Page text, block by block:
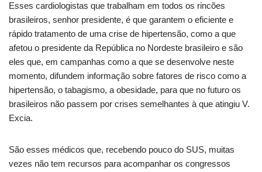
Esses cardiologistas que trabalham em todos os rincões
brasileiros, senhor presidente, é que garantem o eficiente e
rápido tratamento de uma crise de hipertensão, como a que
afetou o presidente da República no Nordeste brasileiro e são
eles que, em campanhas como a que se desenvolve neste
momento, difundem informação sobre fatores de risco como a
hipertensão, o tabagismo, a obesidade, para que no futuro os
brasileiros não passem por crises semelhantes à que atingiu V.
Excia.
São esses médicos que, recebendo pouco do SUS, muitas
vezes não tem recursos para acompanhar os congressos